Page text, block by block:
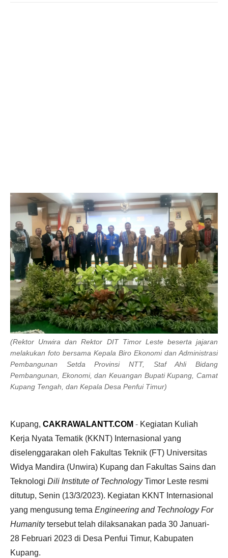
(Rektor Unwira dan Rektor DIT Timor Leste beserta jajaran
melakukan foto bersama Kepala Biro Ekonomi dan Administrasi
Pembangunan Setda Provinsi NTT, Staf Ahli Bidang
Pembangunan, Ekonomi, dan Keuangan Bupati Kupang, Camat
Kupang Tengah, dan Kepala Desa Penfui Timur)
Kupang, CAKRAWALANTT.COM - Kegiatan Kuliah
Kerja Nyata Tematik (KKNT) Internasional yang
diselenggarakan oleh Fakultas Teknik (FT) Universitas
Widya Mandira (Unwira) Kupang dan Fakultas Sains dan
Teknologi Dili Institute of TechnologyTimor Leste resmi
ditutup, Senin (13/3/2023). Kegiatan KKNT Internasional
yang mengusung tema Engineering and Technology For
Humanitytersebut telah dilaksanakan pada 30 Januari-
28 Februari 2023 di Desa Penfui Timur, Kabupaten
Kupang.